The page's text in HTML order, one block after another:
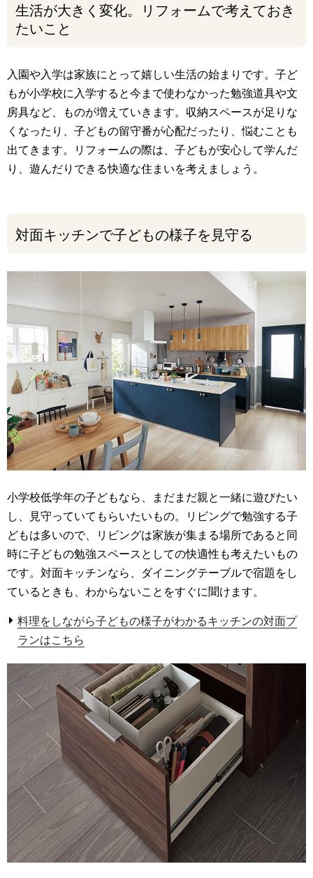
生活が大きく変化。リフォームで考えておき
たいこと
入園や入学は家族にとって嬉しい生活の始まりです。子ど
もが小学校に入学すると今まで使わなかった勉強道具や文
房具など、ものが増えていきます。収納スペースが足りな
くなったり、子どもの留守番が心配だったり、悩むことも
出てきます。リフォームの際は、子どもが安心して学んだ
り、遊んだりできる快適な住まいを考えましょう。
対面キッチンで子どもの様子を見守る
小学校低学年の子どもなら、まだまだ親と一緒に遊びたい
し、見守っていてもらいたいもの。リビングで勉強する子
どもは多いので、リビングは家族が集まる場所であると同
時に子どもの勉強スペースとしての快適性も考えたいもの
です。対面キッチンなら、ダイニングテーブルで宿題をし
ているときも、わからないことをすぐに聞けます。
料理をしながら子どもの様子がわかるキッチンの対面プ
ランはこちら